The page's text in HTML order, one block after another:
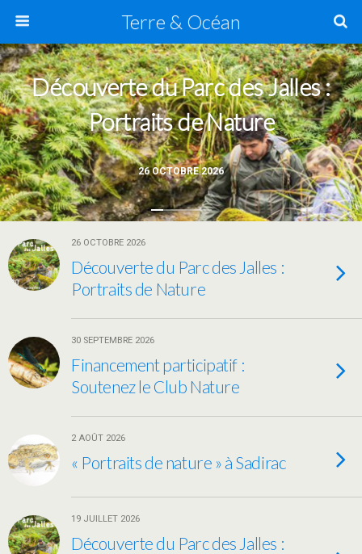
Terre & Océan
26 OCTOBRE 2026
Découverte du Parc des Jalles :
Portraits de Nature
26 OCTOBRE 2026
Découverte du Parc des Jalles :
Portraits de Nature
30 SEPTEMBRE 2026
Financement participatif :
Soutenez le Club Nature
2 AOÛT 2026
« Portraits de nature » à Sadirac
19 JUILLET 2026
Découverte du Parc des Jalles :